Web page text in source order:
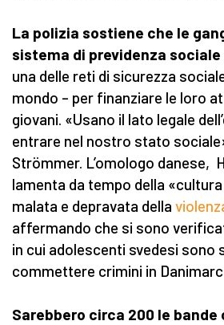
La polizia sostiene che le
sistema di previdenza sociale
una delle reti di sicurezza
mondo – per finanziare le loro
giovani. «Usano il lato legale
entrare nel nostro stato
Strömmer. L’omologo danese,
lamenta da tempo della
malata e depravata della
affermando che si sono
in cui adolescenti svedesi sono
commettere crimini in
Sarebbero circa 200 le bande